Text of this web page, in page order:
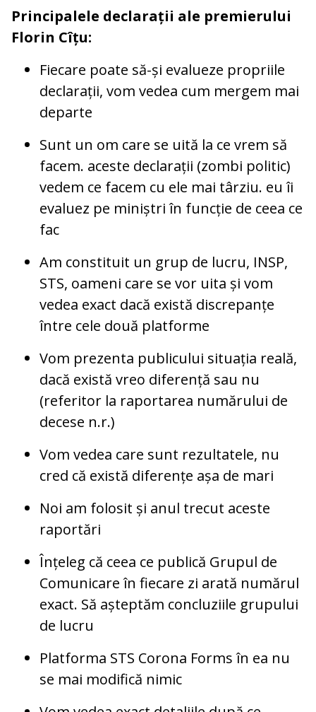
Principalele declarații ale premierului
Florin Cîțu:
Fiecare poate să-și evalueze propriile
declarații, vom vedea cum mergem mai
departe
Sunt un om care se uită la ce vrem să
facem. aceste declarații (zombi politic)
vedem ce facem cu ele mai târziu. eu îi
evaluez pe miniștri în funcție de ceea ce
fac
Am constituit un grup de lucru, INSP,
STS, oameni care se vor uita și vom
vedea exact dacă există discrepanțe
între cele două platforme
Vom prezenta publicului situația reală,
dacă există vreo diferență sau nu
(referitor la raportarea numărului de
decese n.r.)
Vom vedea care sunt rezultatele, nu
cred că există diferențe așa de mari
Noi am folosit și anul trecut aceste
raportări
Înțeleg că ceea ce publică Grupul de
Comunicare în fiecare zi arată numărul
exact. Să așteptăm concluziile grupului
de lucru
Platforma STS Corona Forms în ea nu
se mai modifică nimic